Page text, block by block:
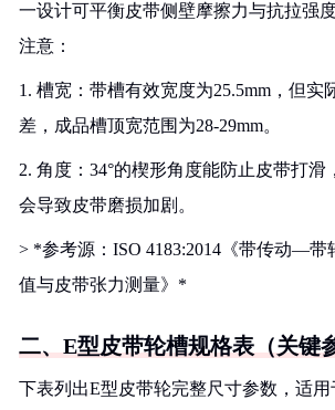
一设计可平衡皮带侧壁摩擦力与抗拉强
注意：
1. 槽宽：带槽有效宽度为25.5mm，但实
差，成品槽顶宽范围为28-29mm。
2. 角度：34°的楔形角度能防止皮带打滑
会导致皮带磨损加剧。
> *参考源：ISO 4183:2014《带传动—带
值与皮带张力测量》*
二、E型皮带轮槽规格表（关键
下表列出E型皮带轮完整尺寸参数，适用